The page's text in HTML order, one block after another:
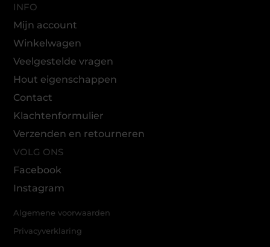
INFO
Mijn account
Winkelwagen
Veelgestelde vragen
Hout eigenschappen
Contact
Klachtenformulier
Verzenden en retourneren
VOLG ONS
Facebook
Instagram
Algemene voorwaarden
Privacyverklaring